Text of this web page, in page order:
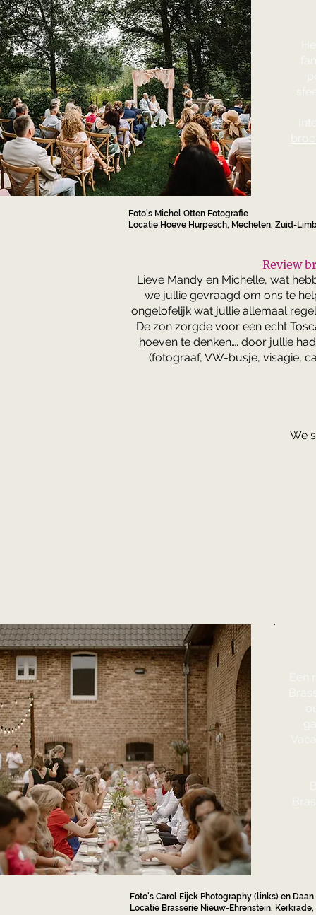
Foto's Michel Otten Fotografie
Locatie Hoeve Hurpesch, Mechelen, Zuid-
Review
Lieve Mandy en Michelle, wat
we jullie gevraagd om ons te
ongelofelijk wat jullie allemaal
De zon zorgde voor een echt
hoeven te denken…. door jullie
(fotograaf, VW-busje, visagie,
We
Een
Foto's Carol Eijck Photography (links) en
Locatie Brasserie Nieuw-Ehrenstein,